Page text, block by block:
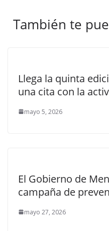
También te
Llega la quinta
una cita con la
mayo 5, 2026
El Gobierno de
campaña de
mayo 27, 2026